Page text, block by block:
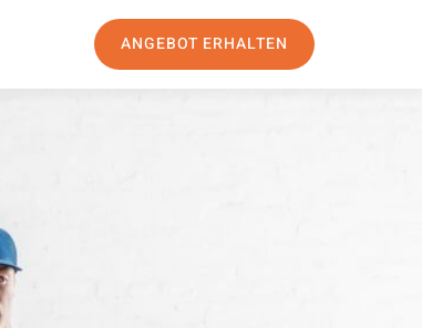
ANGEBOT ERHALTEN